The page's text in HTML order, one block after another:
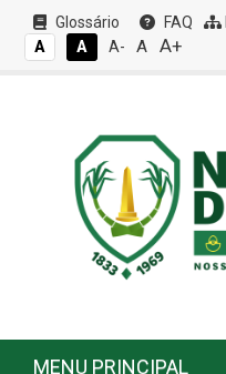
Glossário FAQ
A
A A- A A+
MENU PRINCIPAL